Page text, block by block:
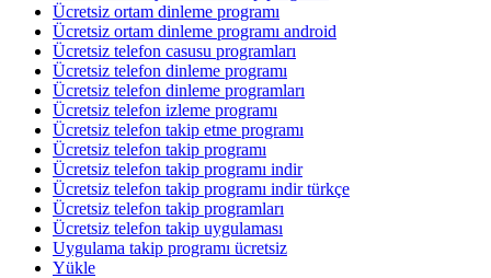
Ücretsiz ortam dinleme programı
Ücretsiz ortam dinleme programı android
Ücretsiz telefon casusu programları
Ücretsiz telefon dinleme programı
Ücretsiz telefon dinleme programları
Ücretsiz telefon izleme programı
Ücretsiz telefon takip etme programı
Ücretsiz telefon takip programı
Ücretsiz telefon takip programı indir
Ücretsiz telefon takip programı indir türkçe
Ücretsiz telefon takip programları
Ücretsiz telefon takip uygulaması
Uygulama takip programı ücretsiz
Yükle